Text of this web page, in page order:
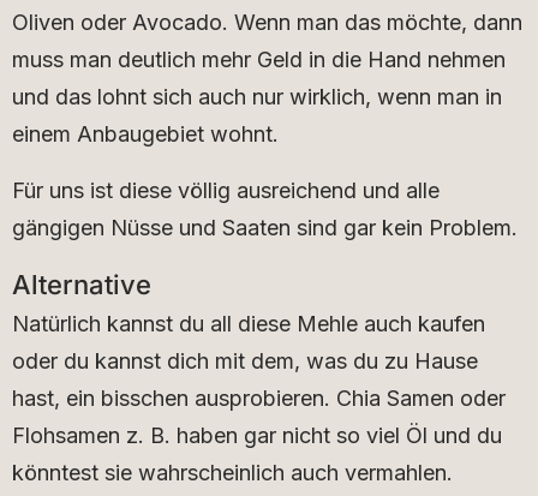
Oliven oder Avocado. Wenn man das möchte, dann
muss man deutlich mehr Geld in die Hand nehmen
und das lohnt sich auch nur wirklich, wenn man in
einem Anbaugebiet wohnt.
Für uns ist diese völlig ausreichend und alle
gängigen Nüsse und Saaten sind gar kein Problem.
Alternative
Natürlich kannst du all diese Mehle auch kaufen
oder du kannst dich mit dem, was du zu Hause
hast, ein bisschen ausprobieren. Chia Samen oder
Flohsamen z. B. haben gar nicht so viel Öl und du
könntest sie wahrscheinlich auch vermahlen.